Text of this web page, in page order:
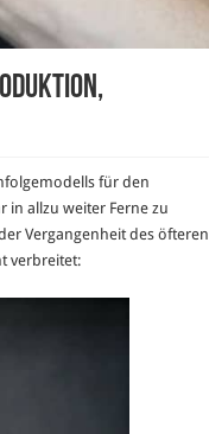
für den
in allzu weiter Ferne zu
Vergangenheit des öfteren
verbreitet: